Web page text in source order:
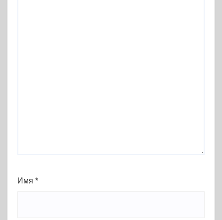
Имя *